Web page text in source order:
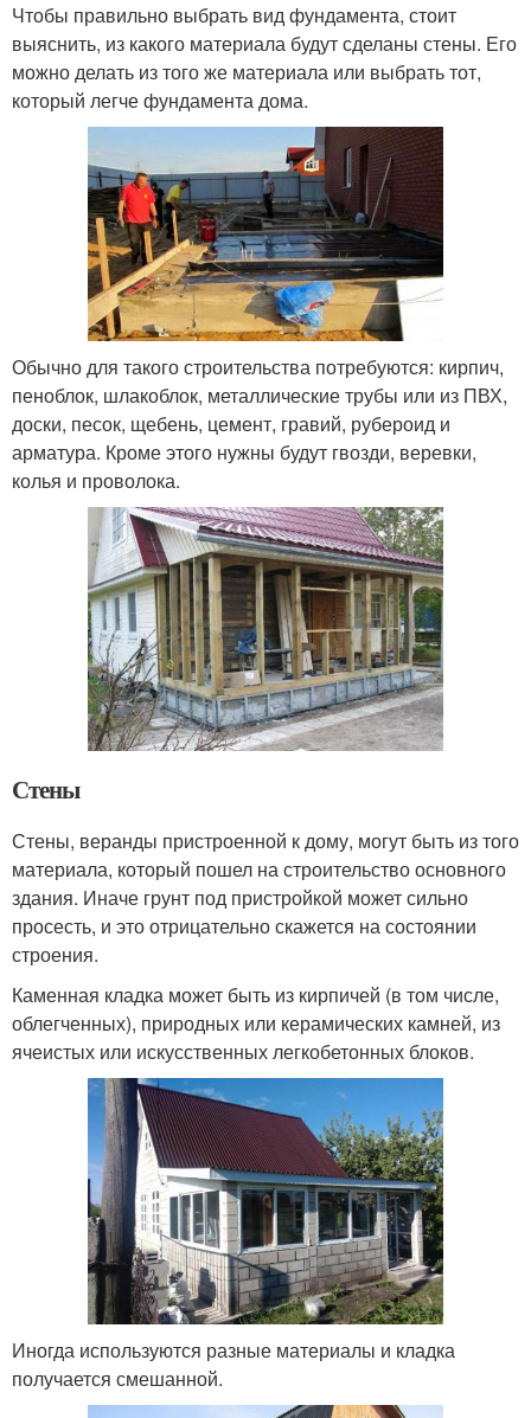
Чтобы правильно выбрать вид фундамента, стоит
выяснить, из какого материала будут сделаны стены. Его
можно делать из того же материала или выбрать тот,
который легче фундамента дома.
Обычно для такого строительства потребуются: кирпич,
пеноблок, шлакоблок, металлические трубы или из ПВХ,
доски, песок, щебень, цемент, гравий, рубероид и
арматура. Кроме этого нужны будут гвозди, веревки,
колья и проволока.
Стены
Стены, веранды пристроенной к дому, могут быть из того
материала, который пошел на строительство основного
здания. Иначе грунт под пристройкой может сильно
просесть, и это отрицательно скажется на состоянии
строения.
Каменная кладка может быть из кирпичей (в том числе,
облегченных), природных или керамических камней, из
ячеистых или искусственных легкобетонных блоков.
Иногда используются разные материалы и кладка
получается смешанной.